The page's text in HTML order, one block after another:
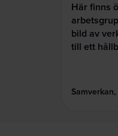
Här finns
bild av
till ett
Samverkan,